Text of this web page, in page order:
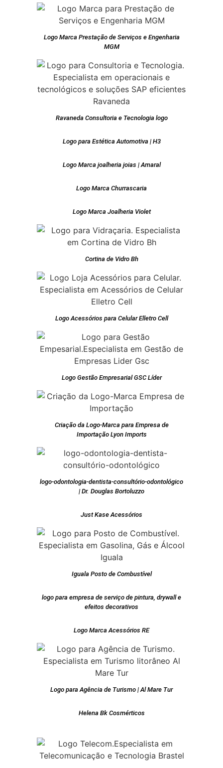
Logo Marca Prestação de Serviços e Engenharia
MGM
Ravaneda Consultoria e Tecnologia logo
Logo para Estética Automotiva | H3
Logo Marca joalheria joias | Amaral
Logo Marca Churrascaria
Logo Marca Joalheria Violet
Cortina de Vidro Bh
Logo Acessórios para Celular Elletro Cell
Logo Gestão Empresarial GSC Líder
Criação da Logo-Marca para Empresa de
Importação Lyon Imports
logo-odontologia-dentista-consultório-odontológico
| Dr. Douglas Bortoluzzo
Just Kase Acessórios
Iguala Posto de Combustível
logo para empresa de serviço de pintura, drywall e
efeitos decorativos
Logo Marca Acessórios RE
Logo para Agência de Turismo | Al Mare Tur
Helena Bk Cosmérticos